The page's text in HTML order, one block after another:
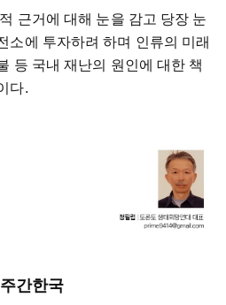
근거에 대해 눈을 감고 당장 눈
소에 투자하려 하며 인류의 미래
등 국내 재난의 원인에 대한 책
다.
간한국